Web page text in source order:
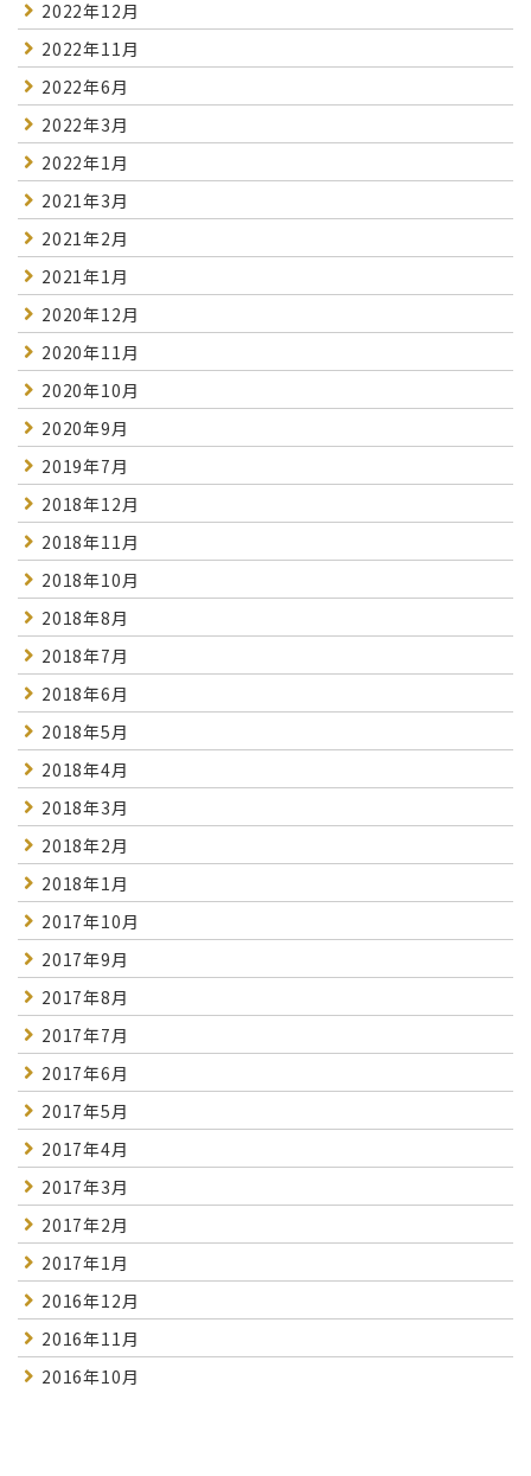
2022年12月
2022年11月
2022年6月
2022年3月
2022年1月
2021年3月
2021年2月
2021年1月
2020年12月
2020年11月
2020年10月
2020年9月
2019年7月
2018年12月
2018年11月
2018年10月
2018年8月
2018年7月
2018年6月
2018年5月
2018年4月
2018年3月
2018年2月
2018年1月
2017年10月
2017年9月
2017年8月
2017年7月
2017年6月
2017年5月
2017年4月
2017年3月
2017年2月
2017年1月
2016年12月
2016年11月
2016年10月